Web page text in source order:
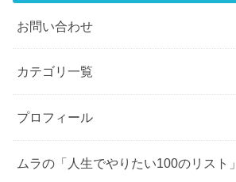
お問い合わせ
カテゴリ一覧
プロフィール
ムラの「人生でやりたい100のリスト」